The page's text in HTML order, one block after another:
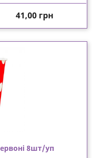
Ціна
41,00 грн
8шт/уп